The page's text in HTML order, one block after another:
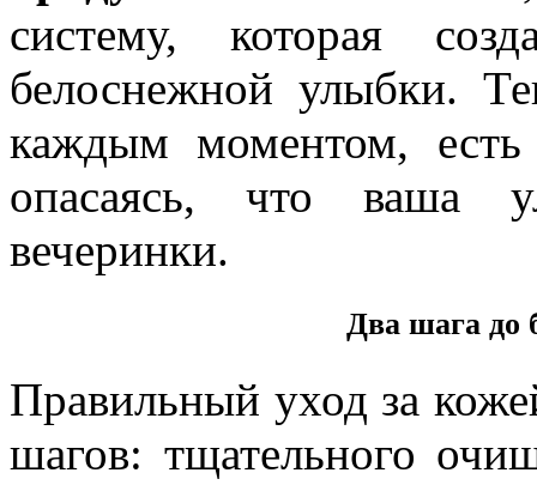
систему, которая
белоснежной улыбки.
каждым моментом,
опасаясь, что ваша
вечеринки.
Два шага до
Правильный уход за
шагов: тщательного